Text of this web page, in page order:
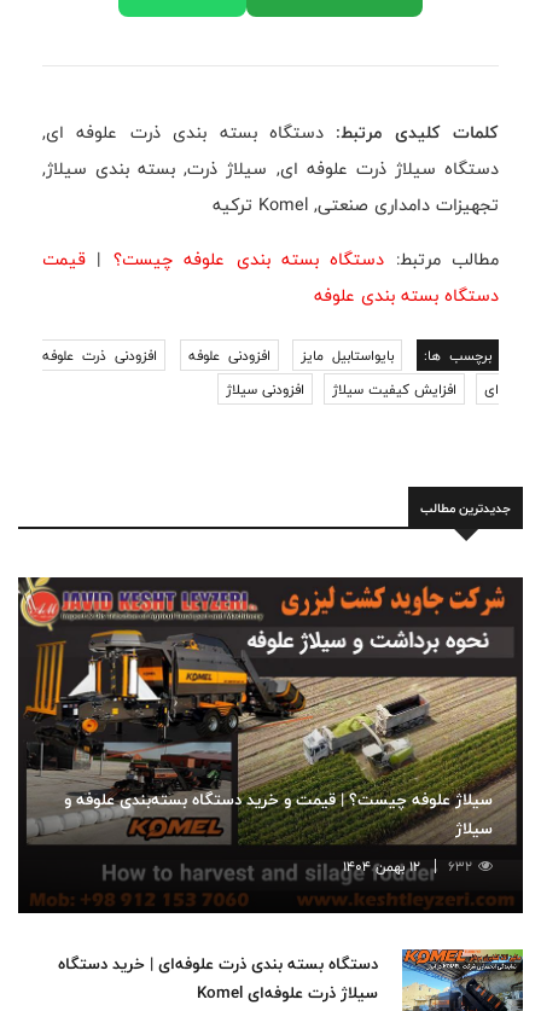
کلمات کلیدی مرتبط: دستگاه بسته بندی ذرت علوفه ای,
دستگاه سیلاژ ذرت علوفه ای, سیلاژ ذرت, بسته بندی سیلاژ,
تجهیزات دامداری صنعتی, Komel ترکیه
مطالب مرتبط: دستگاه بسته بندی علوفه چیست؟ | قیمت
دستگاه بسته بندی علوفه
برچسب ها: بايواستابيل مايز افزودنی علوفه
افزودنی ذرت علوفه
ای
افزایش کیفیت سیلاژ افزودنی سیلاژ
جدیدترین مطالب
سیلاژ علوفه چیست؟ | قیمت و خرید دستگاه بسته‌بندی علوفه و
سیلاژ
632 12 بهمن 1404
دستگاه بسته بندی ذرت علوفه‌ای | خرید دستگاه
سیلاژ ذرت علوفه‌ای Komel